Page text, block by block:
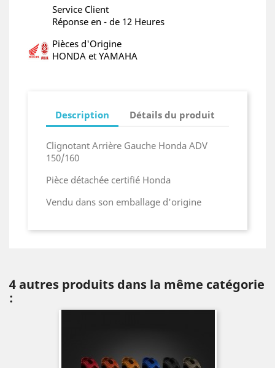
Service Client
Réponse en - de 12 Heures
Pièces d'Origine
HONDA et YAMAHA
Description Détails du produit
Clignotant Arrière Gauche Honda ADV
150/160
Pièce détachée certifié Honda
Vendu dans son emballage d'origine
4 autres produits dans la même catégorie
: